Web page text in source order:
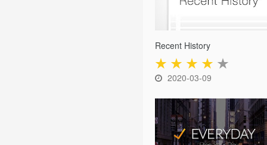
Recent History
★ ★ ★ ★ ★
2020-03-09